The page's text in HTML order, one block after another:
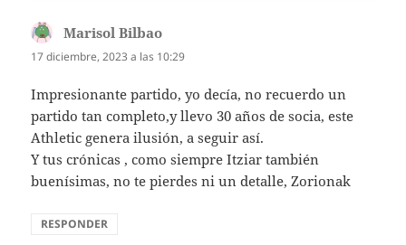
Marisol Bilbao
17 diciembre, 2023 a las 10:29
Impresionante partido, yo decía, no recuerdo un
partido tan completo,y llevo 30 años de socia, este
Athletic genera ilusión, a seguir así.
Y tus crónicas , como siempre Itziar también
buenísimas, no te pierdes ni un detalle, Zorionak
RESPONDER